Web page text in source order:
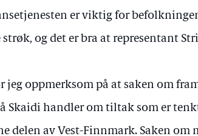
er viktig for
og det er bra at representant
jeg oppmerksom på at saken om
Skaidi handler om tiltak som er
delen av Vest-Finnmark. Saken